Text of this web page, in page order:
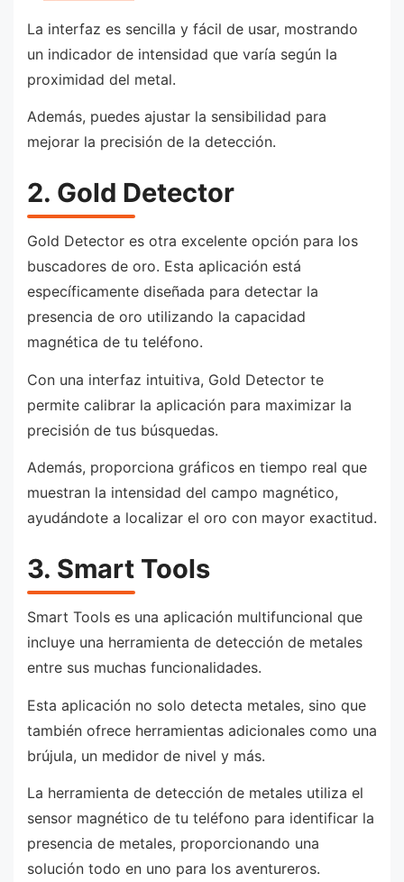
La interfaz es sencilla y fácil de usar, mostrando
un indicador de intensidad que varía según la
proximidad del metal.
Además, puedes ajustar la sensibilidad para
mejorar la precisión de la detección.
2. Gold Detector
Gold Detector es otra excelente opción para los
buscadores de oro. Esta aplicación está
específicamente diseñada para detectar la
presencia de oro utilizando la capacidad
magnética de tu teléfono.
Con una interfaz intuitiva, Gold Detector te
permite calibrar la aplicación para maximizar la
precisión de tus búsquedas.
Además, proporciona gráficos en tiempo real que
muestran la intensidad del campo magnético,
ayudándote a localizar el oro con mayor exactitud.
3. Smart Tools
Smart Tools es una aplicación multifuncional que
incluye una herramienta de detección de metales
entre sus muchas funcionalidades.
Esta aplicación no solo detecta metales, sino que
también ofrece herramientas adicionales como una
brújula, un medidor de nivel y más.
La herramienta de detección de metales utiliza el
sensor magnético de tu teléfono para identificar la
presencia de metales, proporcionando una
solución todo en uno para los aventureros.